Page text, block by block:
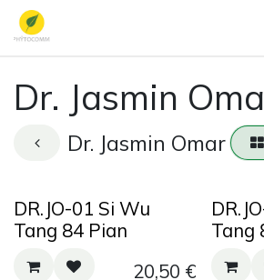
Zum Inhalt springen
Dr. Jasmin
Dr. Jasmin Omar
DR.JO-01 Si Wu
Tang 84 Pian
20,50 €
Tang